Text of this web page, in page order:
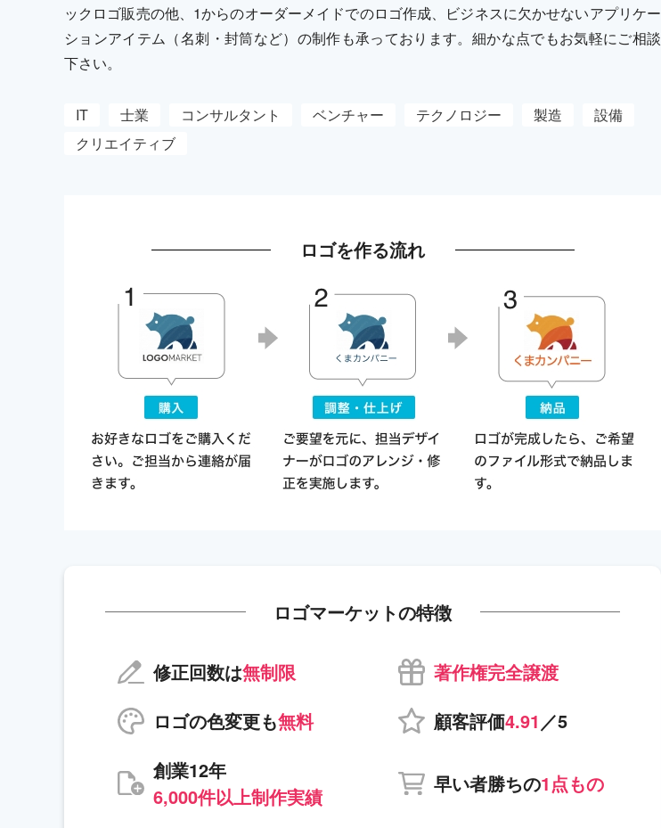
ックロゴ販売の他、1からのオーダーメイドでのロゴ作成、ビジネスに欠かせないアプリケー
ションアイテム（名刺・封筒など）の制作も承っております。細かな点でもお気軽にご相談
下さい。
IT 士業 コンサルタント ベンチャー テクノロジー 製造
設備
クリエイティブ
ロゴを作る流れ
ロゴマーケットの特徴
修正回数は無制限
著作権完全譲渡
ロゴの色変更も無料 顧客評価4.91 ／5
創業12年
6,000件以上制作実績
早い者勝ちの1点もの